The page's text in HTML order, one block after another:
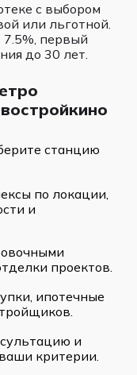
с выбором
или льготной.
7.5%, первый
до 30 лет.
станцию
по локации,
и
проектов.
ипотечные
и
критерии.